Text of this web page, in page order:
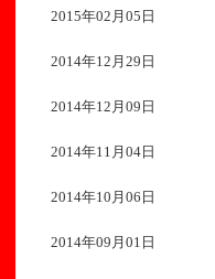
2015年02月05日
2014年12月29日
2014年12月09日
2014年11月04日
2014年10月06日
2014年09月01日